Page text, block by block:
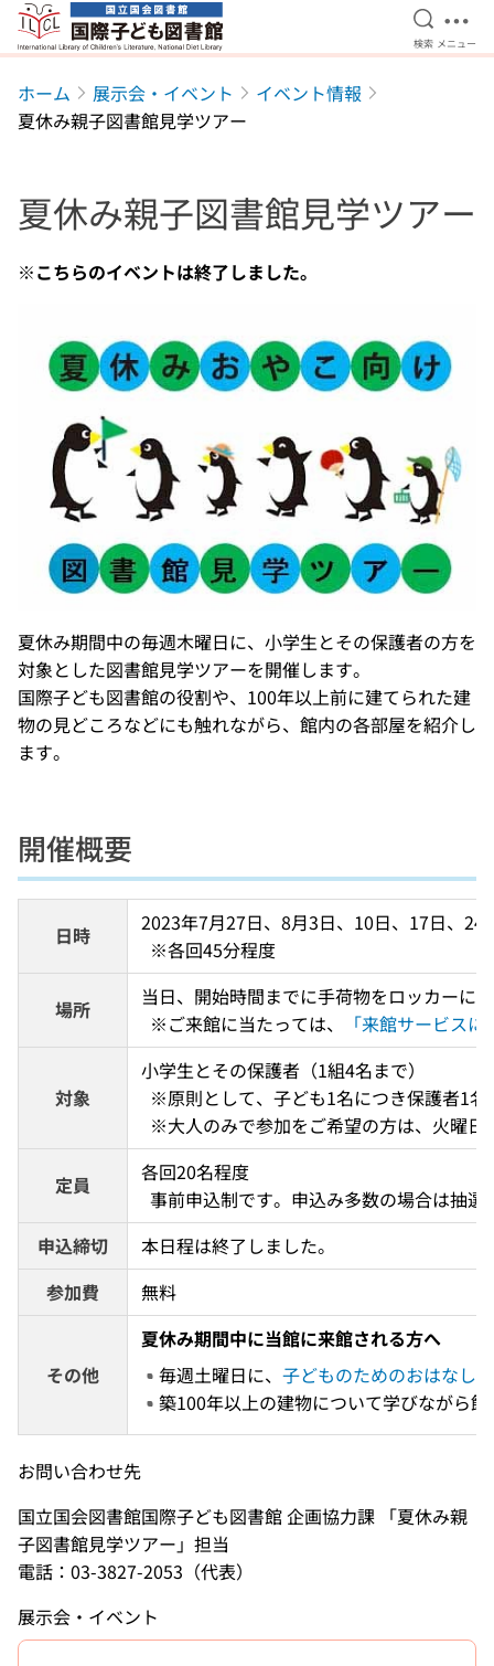
本文へ移動
検索を
検索 メ
メニュー
ホーム 展示会・イベント
イベント情報
夏休み親子図書館見学ツアー
夏休み親子図書館見学ツアー
※こちらのイベントは終了しました。
夏休み期間中の毎週木曜日に、小学生とその保護者の方を
対象とした図書館見学ツアーを開催します。
国際子ども図書館の役割や、100年以上前に建てられた建
物の見どころなどにも触れながら、館内の各部屋を紹介し
ます。
開催概要
日時
2023年7月27日、8月3日、10日、17日、
  ※各回45分程度
場所
当日、開始時間までに手荷物をロッカー
  ※ご来館に当たっては、
「来館サービス
対象
小学生とその保護者（1組4名まで）
※原則として、子ども1名につき保護者1
※大人のみで参加をご希望の方は、火曜日
定員
各回20名程度
事前申込制です。申込み多数の場合は抽
申込締切
本日程は終了しました。
参加費
無料
その他
夏休み期間中に当館に来館される方へ
毎週土曜日に、 子どものためのおはなし会
築100年以上の建物について学びながら
お問い合わせ先
国立国会図書館国際子ども図書館 企画協力課 「夏休み親
子図書館見学ツアー」担当
電話：03-3827-2053（代表）
展示会・イベント